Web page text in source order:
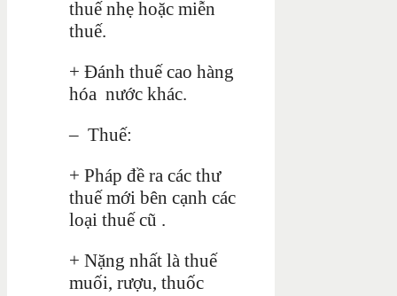
thuế nhẹ hoặc miễn
thuế.
+ Đánh thuế cao hàng
hóa nước khác.
– Thuế:
+ Pháp đề ra các thư
thuế mới bên cạnh các
loại thuế cũ .
+ Nặng nhất là thuế
muối, rượu, thuốc